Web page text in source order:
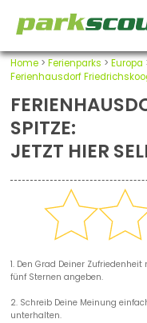
Home> Ferienparks > Europa
Ferienhausdorf
SPITZE:
JETZT HIER
1. Den Grad Deiner
fünf Sternen angeben.
2. Schreib Deine Meinung
unterhalten.